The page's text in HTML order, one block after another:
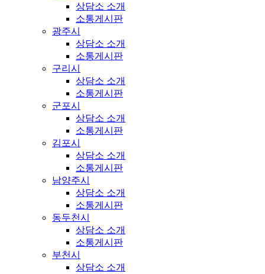
상담소 소개
소통게시판
광주시
상담소 소개
소통게시판
구리시
상담소 소개
소통게시판
군포시
상담소 소개
소통게시판
김포시
상담소 소개
소통게시판
남양주시
상담소 소개
소통게시판
동두천시
상담소 소개
소통게시판
부천시
상담소 소개